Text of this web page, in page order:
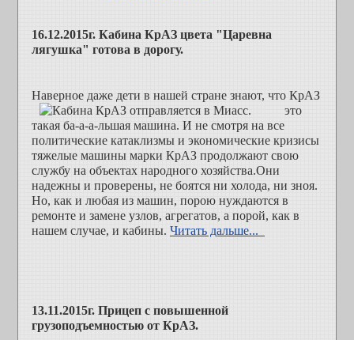
16.12.2015г. Кабина КрАЗ цвета "Царевна
лягушка" готова в дорогу.
Наверное даже дети в нашей стране знают, что КрАЗ
это
такая ба-а-а-льшая машина. И не смотря на все
политические катаклизмы и экономические кризисы
тяжелые машины марки КрАЗ продолжают свою
службу на объектах народного хозяйства.Они
надежны и проверены, не боятся ни холода, ни зноя.
Но, как и любая из машин, порою нуждаются в
ремонте и замене узлов, агрегатов, а порой, как в
нашем случае, и кабины. Читать дальше...
13.11.2015г. Прицеп с повышенной
грузоподъемностью от КрАЗ.